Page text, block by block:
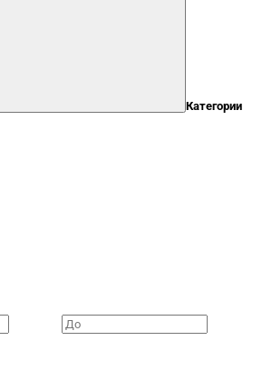
Категории